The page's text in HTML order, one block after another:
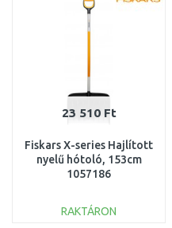
23 510 Ft
Fiskars X-series Hajlított
nyelű hótoló, 153cm
1057186
RAKTÁRON